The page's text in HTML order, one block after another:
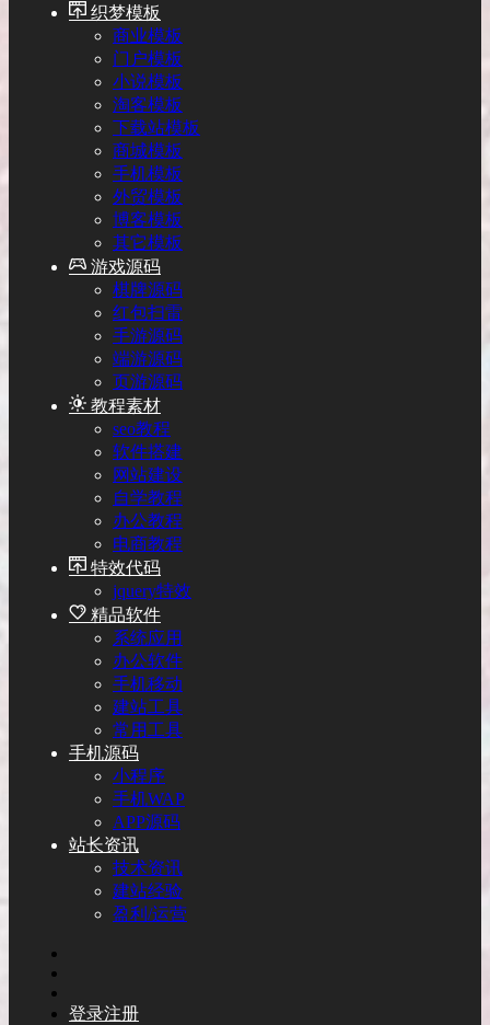
织梦模板
商业模板
门户模板
小说模板
淘客模板
下载站模板
商城模板
手机模板
外贸模板
博客模板
其它模板
游戏源码
棋牌源码
红包扫雷
手游源码
端游源码
页游源码
教程素材
seo教程
软件搭建
网站建设
自学教程
办公教程
电商教程
特效代码
jquery特效
精品软件
系统应用
办公软件
手机移动
建站工具
常用工具
手机源码
小程序
手机WAP
APP源码
站长资讯
技术资讯
建站经验
盈利/运营
登录注册